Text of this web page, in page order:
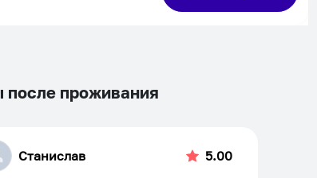
после проживания
Станислав 5.00